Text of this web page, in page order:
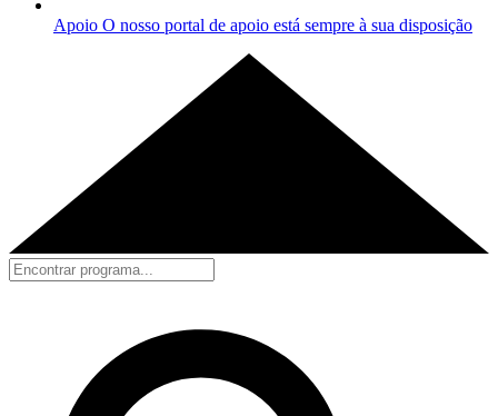
Apoio O nosso portal de apoio está sempre à sua disposição